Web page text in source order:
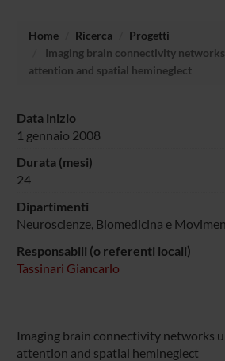
Home Ricerca
Progetti
Imaging brain connectivity
attention and spatial hemineglect
Data inizio
1 gennaio 2008
Durata (mesi)
24
Dipartimenti
Neuroscienze, Biomedicina e
Responsabili (o referenti locali)
Tassinari Giancarlo
Imaging brain connectivity networks
attention and spatial hemineglect